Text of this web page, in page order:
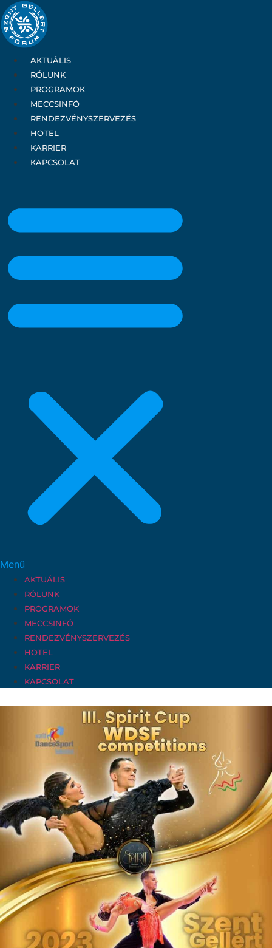
Ugrás
a
tartalomhoz
AKTUÁLIS
RÓLUNK
PROGRAMOK
MECCSINFÓ
RENDEZVÉNYSZERVEZÉS
HOTEL
KARRIER
KAPCSOLAT
Menü
AKTUÁLIS
RÓLUNK
PROGRAMOK
MECCSINFÓ
RENDEZVÉNYSZERVEZÉS
HOTEL
KARRIER
KAPCSOLAT